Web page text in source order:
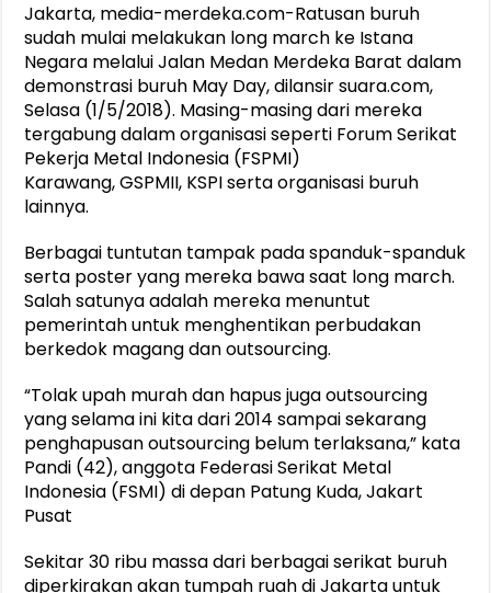
Jakarta, media-merdeka.com-Ratusan buruh
sudah mulai melakukan long march ke Istana
Negara melalui Jalan Medan Merdeka Barat dalam
demonstrasi buruh May Day, dilansir suara.com,
Selasa (1/5/2018). Masing-masing dari mereka
tergabung dalam organisasi seperti Forum Serikat
Pekerja Metal Indonesia (FSPMI)
Karawang, GSPMII, KSPI serta organisasi buruh
lainnya.
Berbagai tuntutan tampak pada spanduk-spanduk
serta poster yang mereka bawa saat long march.
Salah satunya adalah mereka menuntut
pemerintah untuk menghentikan perbudakan
berkedok magang dan outsourcing.
“Tolak upah murah dan hapus juga outsourcing
yang selama ini kita dari 2014 sampai sekarang
penghapusan outsourcing belum terlaksana,” kata
Pandi (42), anggota Federasi Serikat Metal
Indonesia (FSMI) di depan Patung Kuda, Jakart
Pusat
Sekitar 30 ribu massa dari berbagai serikat buruh
diperkirakan akan tumpah ruah di Jakarta untuk